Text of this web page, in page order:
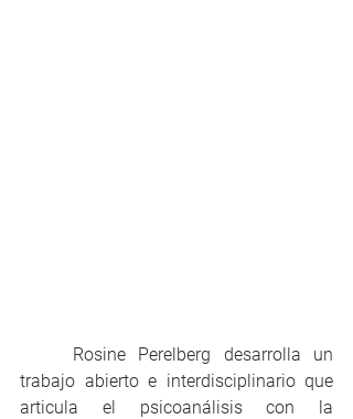
trabajo abierto e interdisciplinario que
articula el psicoanálisis con la